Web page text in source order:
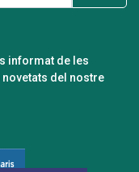
informat de les
del nostre